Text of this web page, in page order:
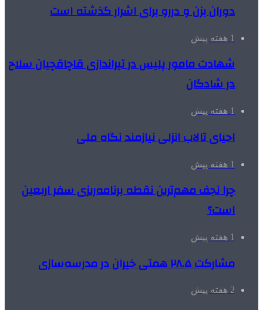
دوران بزن و دررو برای اشرار گذشته است
1 هفته پیش
شهادت مامور پلیس در تیراندازی قاچاقچیان سلاح
در شادگان
1 هفته پیش
احیای تالاب انزلی نیازمند نگاه ملی
1 هفته پیش
چرا نجف مهم‌ترین نقطه برنامه‌ریزی سفر اربعین
است؟
1 هفته پیش
مشارکت ۲۸.۵ همتی خیران در مدرسه‌سازی
2 هفته پیش